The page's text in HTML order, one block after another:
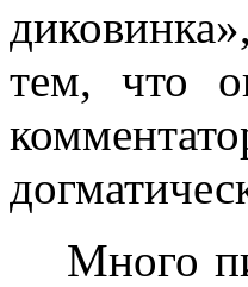
тем, что
Много